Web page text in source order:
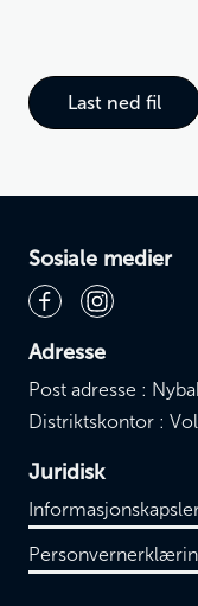
Last ned fil
Sosiale medier
Adresse
Post adresse :
Distriktskontor :
Juridisk